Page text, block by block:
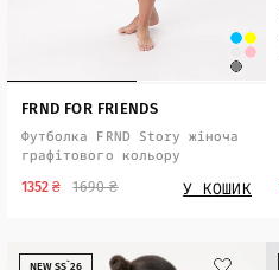
FRND FOR FRIENDS
Футболка FRND Story жіноча
графітового кольору
1690 ₴
1352 ₴ У КОШИК
NEW SS`26